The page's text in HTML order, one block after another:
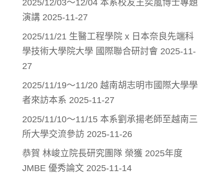
2025/12/03～12/04 本系校友王奕嵐博士專題
演講 2025-11-27
2025/11/21 生醫工程學院 x 日本奈良先端科
學技術大學院大學 國際聯合研討會 2025-11-
27
2025/11/19～11/20 越南胡志明市國際大學學
者來訪本系 2025-11-27
2025/11/10～11/15 本系劉承揚老師至越南三
所大學交流參訪 2025-11-26
恭賀 林峻立院長研究團隊 榮獲 2025年度
JMBE 優秀論文 2025-11-14